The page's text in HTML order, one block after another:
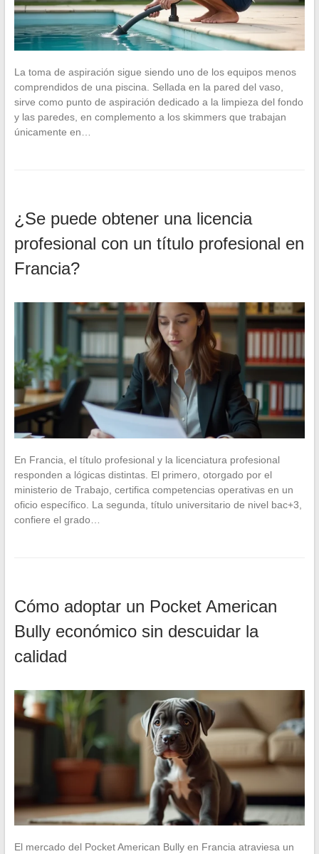
La toma de aspiración sigue siendo uno de los equipos menos
comprendidos de una piscina. Sellada en la pared del vaso,
sirve como punto de aspiración dedicado a la limpieza del fondo
y las paredes, en complemento a los skimmers que trabajan
únicamente en…
¿Se puede obtener una licencia
profesional con un título profesional en
Francia?
En Francia, el título profesional y la licenciatura profesional
responden a lógicas distintas. El primero, otorgado por el
ministerio de Trabajo, certifica competencias operativas en un
oficio específico. La segunda, título universitario de nivel bac+3,
confiere el grado…
Cómo adoptar un Pocket American
Bully económico sin descuidar la
calidad
El mercado del Pocket American Bully en Francia atraviesa un